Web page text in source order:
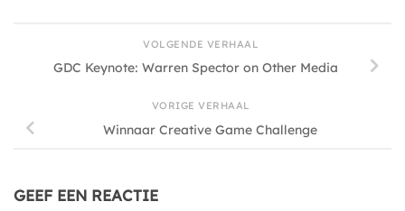
VOLGENDE VERHAAL
GDC Keynote: Warren Spector on Other Media
VORIGE VERHAAL
Winnaar Creative Game Challenge
GEEF EEN REACTIE